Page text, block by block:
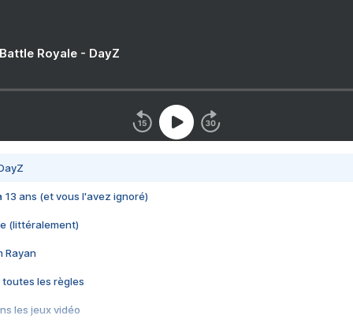
Royale - DayZ
13 ans (et vous l'avez ignoré)
(littéralement)
Rayan
toutes les règles
les jeux vidéo